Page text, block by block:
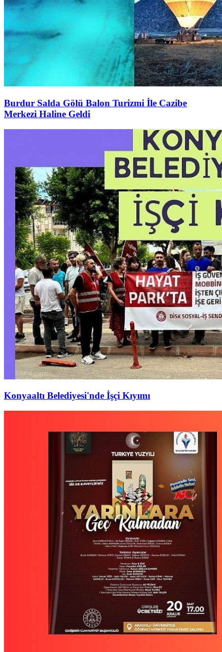
Burdur Salda Gölü Balon Turizmi İle Cazibe
Merkezi Haline Geldi
Konyaaltı Belediyesi'nde İşçi Kıyımı